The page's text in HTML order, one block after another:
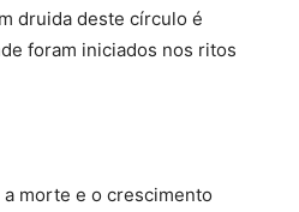
druida deste círculo é
foram iniciados nos ritos
morte e o crescimento